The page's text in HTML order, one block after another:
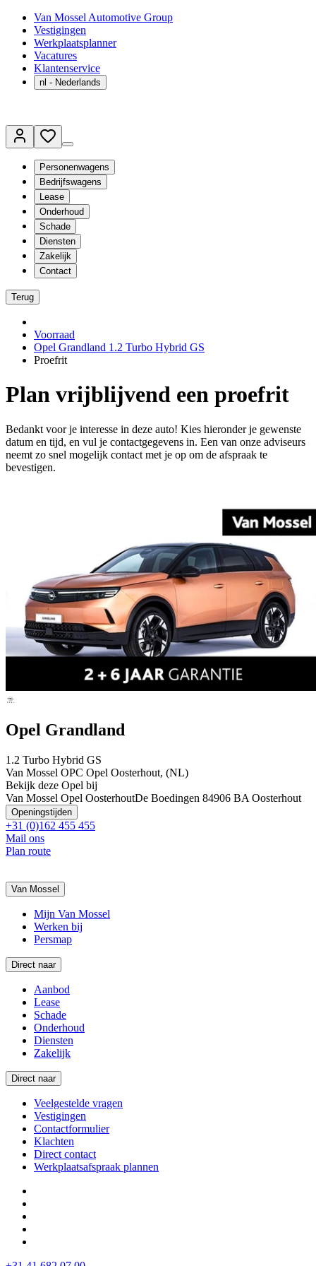
Van Mossel Automotive Group
Vestigingen
Werkplaatsplanner
Vacatures
Klantenservice
nl - Nederlands
Personenwagens
Bedrijfswagens
Lease
Onderhoud
Schade
Diensten
Zakelijk
Contact
Terug
Voorraad
Opel Grandland 1.2 Turbo Hybrid GS
Proefrit
Plan vrijblijvend een proefrit
Bedankt voor je interesse in deze auto! Kies hieronder je gewenste
datum en tijd, en vul je contactgegevens in. Een van onze adviseurs
neemt zo snel mogelijk contact met je op om de afspraak te
bevestigen.
Opel Grandland
1.2 Turbo Hybrid GS
Van Mossel OPC Opel Oosterhout, (NL)
Bekijk deze Opel bij
Van Mossel Opel OosterhoutDe Boedingen 84906 BA Oosterhout
Openingstijden
+31 (0)162 455 455
Mail ons
Plan route
Van Mossel
Mijn Van Mossel
Werken bij
Persmap
Direct naar
Aanbod
Lease
Schade
Onderhoud
Diensten
Zakelijk
Direct naar
Veelgestelde vragen
Vestigingen
Contactformulier
Klachten
Direct contact
Werkplaatsafspraak plannen